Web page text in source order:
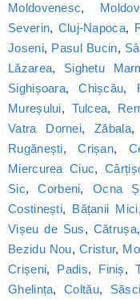
Moldovenesc,
Severin, Cluj-Napoca,
Joseni, Pasul Bucin,
Lăzarea, Sighetu
Sighișoara,Chișcău,
Mureșului, Tulcea,
Vatra Dornei,Zăbala,
Rugănești,Crișan,
Miercurea Ciuc,
Sic,Corbeni, Ocna
Costinești, Bățanii Mici
Vișeu de Sus, Cătrușa,
Bezidu Nou,Cristur,
Crișeni, Padis, Finiș,
Ghelința,Coltău,